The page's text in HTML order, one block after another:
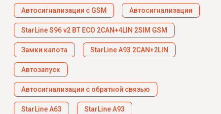
Автосигнализации с GSM Автосигнализации
StarLine S96 v2 BT ECO 2CAN+4LIN 2SIM GSM
Замки капота StarLine A93 2CAN+2LIN
Автозапуск
Автосигнализации с обратной связью
StarLine A63 StarLine A93